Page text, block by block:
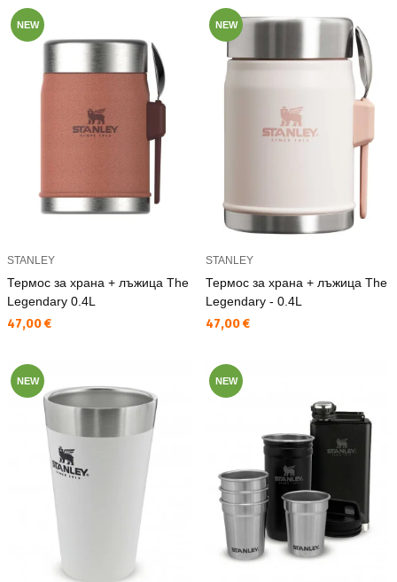
NEW
STANLEY
Термос за храна + лъжица The
Legendary 0.4L
Текуща цена:
47,00 €
NEW
STANLEY
Термос за храна + лъжица The
Legendary - 0.4L
Текуща цена:
47,00 €
NEW NEW